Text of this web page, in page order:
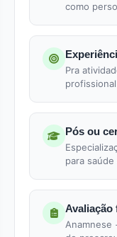
como
Pra
Pós ou
para
Avaliação
Anamnese